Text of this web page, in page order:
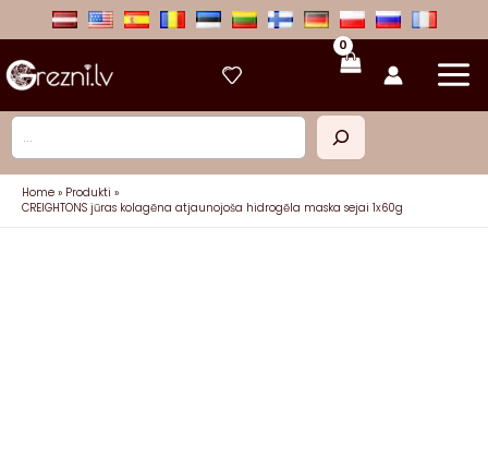
Meklēt
Home
Produkti
CREIGHTONS jūras kolagēna atjaunojoša hidrogēla maska sejai 1x60g